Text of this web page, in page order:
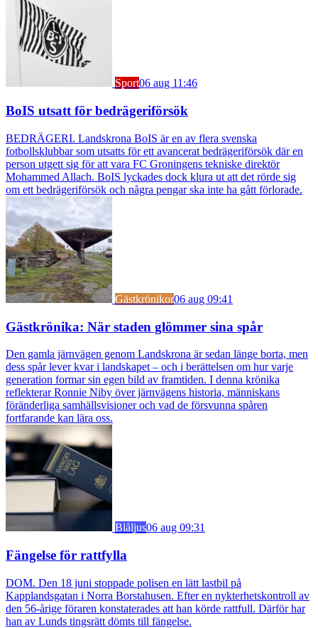
Sport06 aug 11:46
BoIS utsatt för bedrägeriförsök
BEDRÄGERI. Landskrona BoIS är en av flera svenska
fotbollsklubbar som utsatts för ett avancerat bedrägeriförsök där en
person utgett sig för att vara FC Groningens tekniske direktör
Mohammed Allach. BoIS lyckades dock klura ut att det rörde sig
om ett bedrägeriförsök och några pengar ska inte ha gått förlorade.
Gästkrönikor06 aug 09:41
Gästkrönika: När staden glömmer sina spår
Den gamla järnvägen genom Landskrona är sedan länge borta, men
dess spår lever kvar i landskapet – och i berättelsen om hur varje
generation formar sin egen bild av framtiden. I denna krönika
reflekterar Ronnie Niby över järnvägens historia, människans
föränderliga samhällsvisioner och vad de försvunna spåren
fortfarande kan lära oss.
Blåljus06 aug 09:31
Fängelse för rattfylla
DOM. Den 18 juni stoppade polisen en lätt lastbil på
Kapplandsgatan i Norra Borstahusen. Efter en nykterhetskontroll av
den 56-årige föraren konstaterades att han körde rattfull. Därför har
han av Lunds tingsrätt dömts till fängelse.